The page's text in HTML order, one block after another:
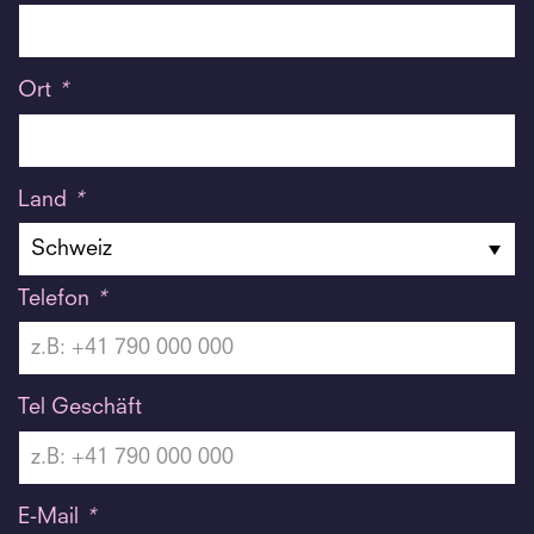
Ort *
Land *
Telefon *
Tel Geschäft
E-Mail *